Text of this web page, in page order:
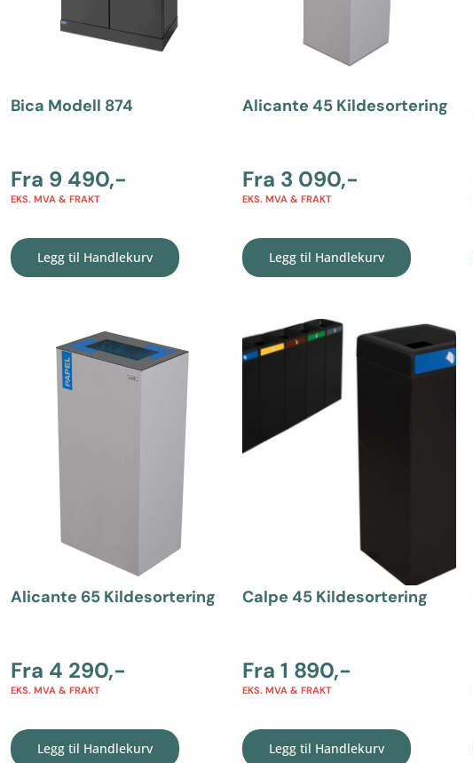
Bica Modell 874
Fra 9 490,-
EKS. MVA & FRAKT
Legg til Handlekurv
Alicante 45 Kildesortering
Fra 3 090,-
EKS. MVA & FRAKT
Legg til Handlekurv
Alicante 65 Kildesortering
Fra 4 290,-
EKS. MVA & FRAKT
Legg til Handlekurv
Calpe 45 Kildesortering
Fra 1 890,-
EKS. MVA & FRAKT
Legg til Handlekurv